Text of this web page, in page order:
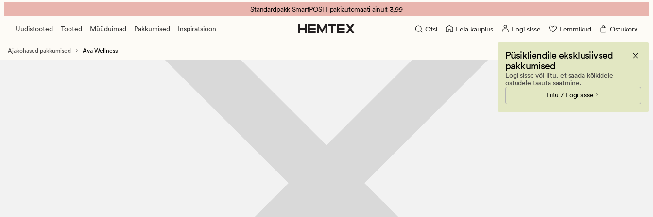
Ava
Wellness
banner.
Press
to
Standardpakk SmartPOSTI pakiautomaati ainult 3,99
Uudistooted Tooted Müüduimad Pakkumised Inspiratsioon Otsi Leia kauplus Logi sisse Lemmikud Ostukorv
Püsikliendile eksklusiivsed
pakkumised
Logi sisse või liitu, et saada kõikidele
ostudele tasuta saatmine.
Liitu / Logi sisse
Ajakohased pakkumised Ava Wellness